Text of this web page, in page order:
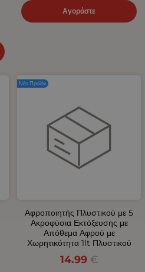
Αγοράστε
Αφροποιητής Πλυστικού με 5
Ακροφύσια Εκτόξευσης με
Απόθεμα Αφρού με
Χωρητικότητα 1lt Πλυστικού
14.99 €
Νέο Προϊόν